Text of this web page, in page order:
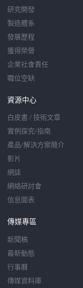
研究開發
製造體系
發展歷程
獲得榮譽
企業社會責任
職位空缺
資源中心
白皮書 / 技術文章
實例探究/指南
產品/解決方案簡介
影片
網誌
網絡研討會
信息圖表
傳媒專區
新聞稿
最新動態
行事曆
傳媒資料庫